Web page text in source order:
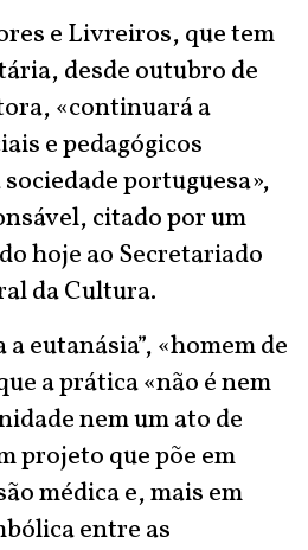
e Livreiros, que tem
desde outubro de
«continuará a
e pedagógicos
portuguesa»,
citado por um
hoje ao Secretariado
da Cultura.
eutanásia”, «homem de
a prática «não é nem
nem um ato de
projeto que põe em
médica e, mais em
entre as